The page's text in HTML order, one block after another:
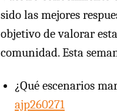
sido las mejores
objetivo de valorar
comunidad. Esta
¿Qué escenarios
ajp260271